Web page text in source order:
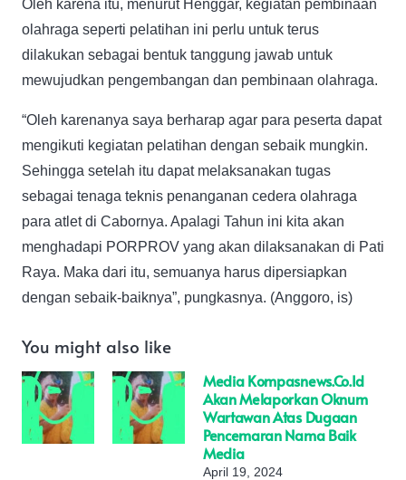
Oleh karena itu, menurut Henggar, kegiatan pembinaan
olahraga seperti pelatihan ini perlu untuk terus
dilakukan sebagai bentuk tanggung jawab untuk
mewujudkan pengembangan dan pembinaan olahraga.
“Oleh karenanya saya berharap agar para peserta dapat
mengikuti kegiatan pelatihan dengan sebaik mungkin.
Sehingga setelah itu dapat melaksanakan tugas
sebagai tenaga teknis penanganan cedera olahraga
para atlet di Cabornya. Apalagi Tahun ini kita akan
menghadapi PORPROV yang akan dilaksanakan di Pati
Raya. Maka dari itu, semuanya harus dipersiapkan
dengan sebaik-baiknya”, pungkasnya. (Anggoro, is)
You might also like
Media Kompasnews.co.id
Akan Melaporkan Oknum
Wartawan Atas Dugaan
Pencemaran Nama Baik
Media
April 19, 2024